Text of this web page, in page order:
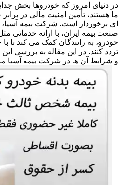
در دنیای امروز که خودروها بخش
ما هستند، تأمین امنیت مالی در
ای برخوردار است. شرکت بیمه
صنعت بیمه ایران، با ارائه خدماتی
خودرو، به رانندگان کمک می کند تا
تردد کنند. در این مقاله به بررسی
و شرایط آن ها در شرکت بیمه آسیا